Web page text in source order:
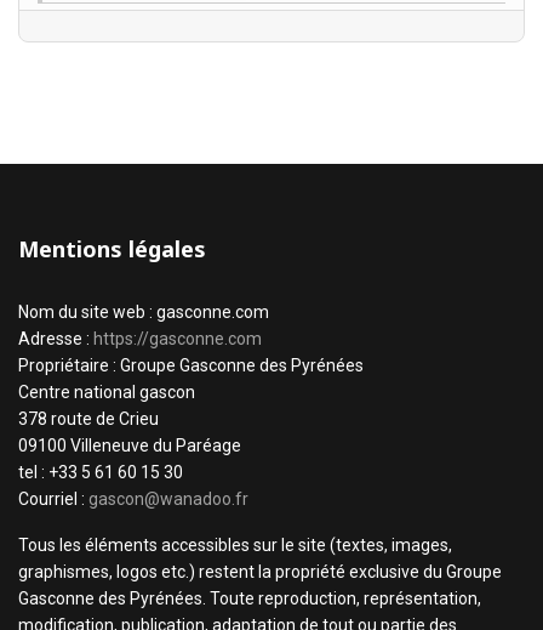
Mentions légales
Nom du site web : gasconne.com
Adresse : https://gasconne.com
Propriétaire : Groupe Gasconne des Pyrénées
Centre national gascon
378 route de Crieu
09100 Villeneuve du Paréage
tel : +33 5 61 60 15 30
Courriel : gascon@wanadoo.fr
Tous les éléments accessibles sur le site (textes, images,
graphismes, logos etc.) restent la propriété exclusive du Groupe
Gasconne des Pyrénées. Toute reproduction, représentation,
modification, publication, adaptation de tout ou partie des